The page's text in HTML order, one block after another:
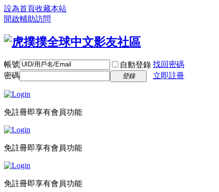
設為首頁收藏本站
開啟輔助訪問
帳號 自動登錄 找回密碼
密碼
登錄 立即註冊
免註冊即享有會員功能
免註冊即享有會員功能
免註冊即享有會員功能